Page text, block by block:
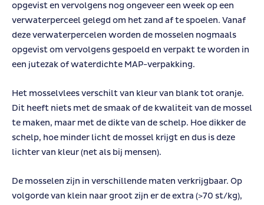
opgevist en vervolgens nog ongeveer een week op een
verwaterperceel gelegd om het zand af te spoelen. Vanaf
deze verwaterpercelen worden de mosselen nogmaals
opgevist om vervolgens gespoeld en verpakt te worden in
een jutezak of waterdichte MAP-verpakking.
Het mosselvlees verschilt van kleur van blank tot oranje.
Dit heeft niets met de smaak of de kwaliteit van de mossel
te maken, maar met de dikte van de schelp. Hoe dikker de
schelp, hoe minder licht de mossel krijgt en dus is deze
lichter van kleur (net als bij mensen).
De mosselen zijn in verschillende maten verkrijgbaar. Op
volgorde van klein naar groot zijn er de extra (>70 st/kg),